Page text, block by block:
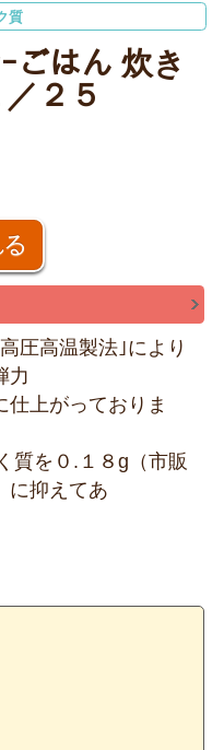
質
ごはん 炊き
２５
圧高温製法｣により
力
上がっておりま
質を０.１８g（市販
に抑えてあ